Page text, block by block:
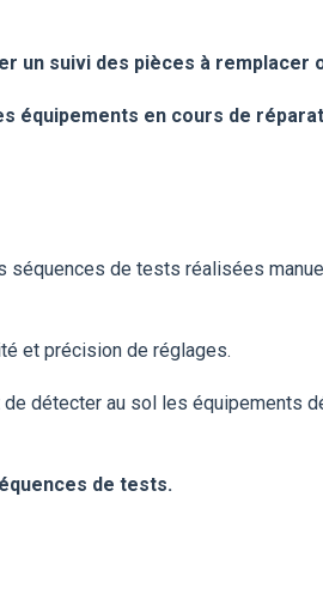
suivi des pièces à remplacer
équipements en cours de
séquences de tests réalisées
et précision de réglages.
de détecter au sol les équipements
de tests.